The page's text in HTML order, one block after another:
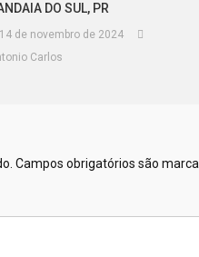
DO SUL, PR
14 de novembro de 2024
Carlos
Campos obrigatórios são